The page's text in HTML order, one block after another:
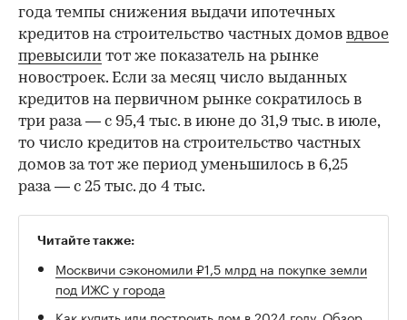
года темпы снижения выдачи ипотечных
кредитов на строительство частных домов вдвое
превысили тот же показатель на рынке
новостроек. Если за месяц число выданных
кредитов на первичном рынке сократилось в
три раза — с 95,4 тыс. в июне до 31,9 тыс. в июле,
то число кредитов на строительство частных
домов за тот же период уменьшилось в 6,25
раза — с 25 тыс. до 4 тыс.
Читайте также:
Москвичи сэкономили ₽1,5 млрд на покупке земли
под ИЖС у города
Как купить или построить дом в 2024 году. Обзор